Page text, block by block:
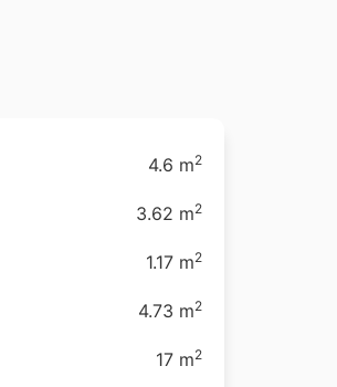
4.6 m2
3.62 m2
1.17 m2
4.73 m2
17 m2